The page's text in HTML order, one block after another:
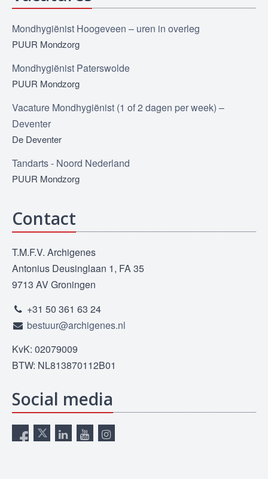
Mondhygiënist Hoogeveen – uren in overleg
PUUR Mondzorg
Mondhygiënist Paterswolde
PUUR Mondzorg
Vacature Mondhygiënist (1 of 2 dagen per week) –
Deventer
De Deventer
Tandarts - Noord Nederland
PUUR Mondzorg
Contact
T.M.F.V. Archigenes
Antonius Deusinglaan 1, FA 35
9713 AV Groningen
+31 50 361 63 24
bestuur@archigenes.nl
KvK: 02079009
BTW: NL813870112B01
Social media